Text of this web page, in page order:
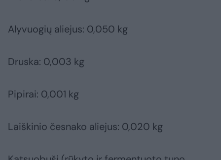
Alyvuogių aliejus: 0,050 kg
Druska: 0,003 kg
Pipirai: 0,001 kg
Laiškinio česnako aliejus: 0,020 kg